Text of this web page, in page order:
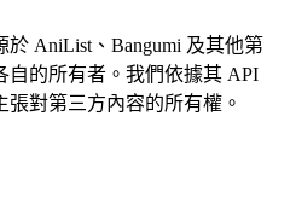
AniList、Bangumi 及其他第
自的所有者。我們依據其 API
對第三方內容的所有權。